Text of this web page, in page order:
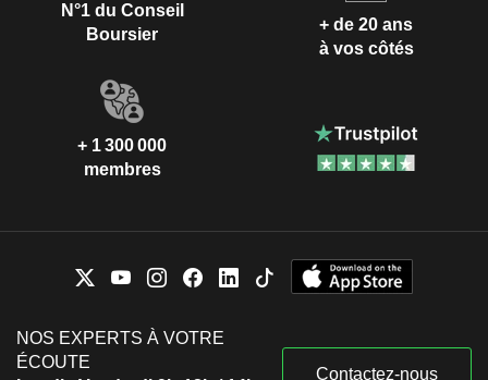
N°1 du Conseil
Boursier
+ de 20 ans
à vos côtés
+ 1 300 000
membres
NOS EXPERTS À VOTRE
ÉCOUTE
Contactez-nous